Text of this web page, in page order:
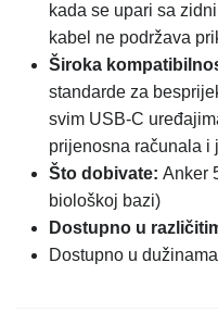
kada se upari sa
kabel ne podržava
Široka
standarde za
svim USB-C
prijenosna računala i
Što dobivate: Anker
biološkoj bazi)
Dostupno u
Dostupno u